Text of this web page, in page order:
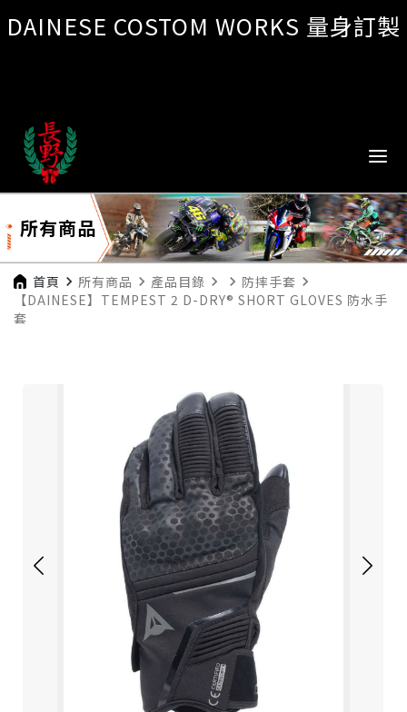
DAINESE COSTOM WORKS 量身訂製
所有商品
首頁 navigate_next 所有商品 navigate_next 產品目錄 navigate_next navigate_next 防摔手套 navigate_next
【DAINESE】TEMPEST 2 D-DRY® SHORT GLOVES 防水手
套